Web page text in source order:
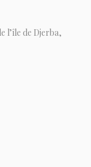
l’île de Djerba,